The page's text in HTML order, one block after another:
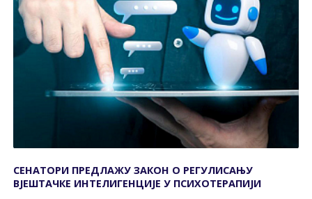
СЕНАТОРИ ПРЕДЛАЖУ ЗАКОН О РЕГУЛИСАЊУ
ВЈЕШТАЧКЕ ИНТЕЛИГЕНЦИЈЕ У ПСИХОТЕРАПИЈИ